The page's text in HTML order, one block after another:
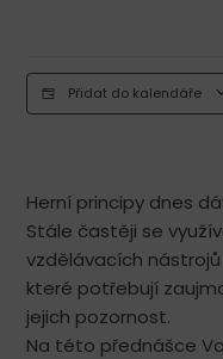
Přidat do kalendáře
Herní principy dnes
Stále častěji se
vzdělávacích
které potřebují
jejich pozornost.
Na této přednášce